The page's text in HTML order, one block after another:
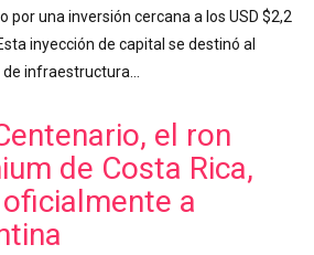
por una inversión cercana a los USD $2,2
inyección de capital se destinó al
infraestructura…
el ron
de Costa Rica,
oficialmente a